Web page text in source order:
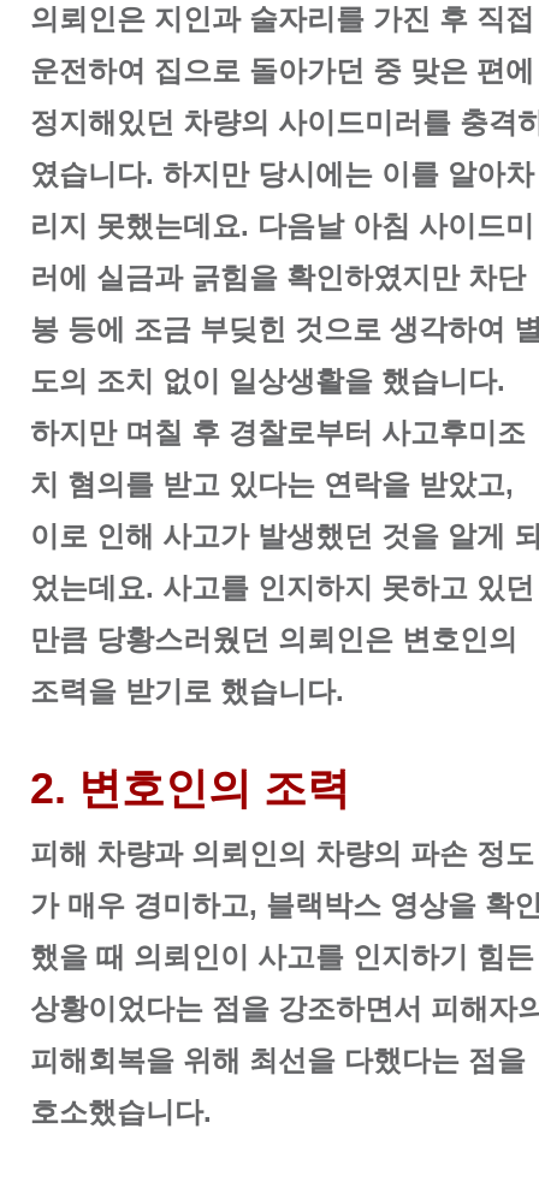
의뢰인은 지인과 술자리를 가진 후 직접
운전하여 집으로 돌아가던 중 맞은 편에
정지해있던 차량의 사이드미러를 충격
였습니다. 하지만 당시에는 이를 알아차
리지 못했는데요. 다음날 아침 사이드미
러에 실금과 긁힘을 확인하였지만 차단
봉 등에 조금 부딪힌 것으로 생각하여
도의 조치 없이 일상생활을 했습니다.
하지만 며칠 후 경찰로부터 사고후미조
치 혐의를 받고 있다는 연락을 받았고,
이로 인해 사고가 발생했던 것을 알게
었는데요. 사고를 인지하지 못하고 있던
만큼 당황스러웠던 의뢰인은 변호인의
조력을 받기로 했습니다.
2. 변호인의 조력
피해 차량과 의뢰인의 차량의 파손 정도
가 매우 경미하고, 블랙박스 영상을 확
했을 때 의뢰인이 사고를 인지하기 힘든
상황이었다는 점을 강조하면서 피해자
피해회복을 위해 최선을 다했다는 점을
호소했습니다.